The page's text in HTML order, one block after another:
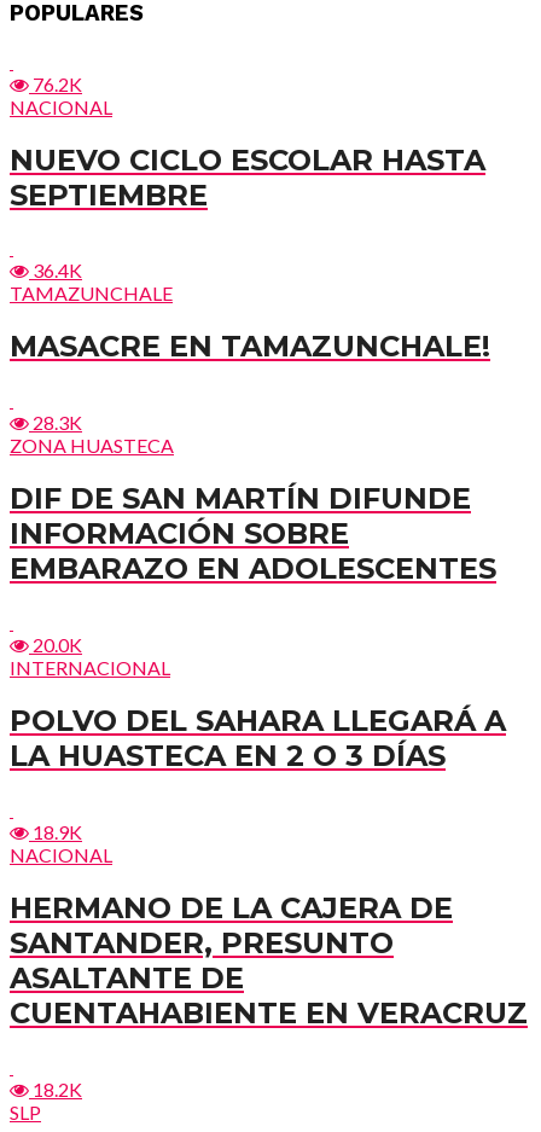
POPULARES
76.2K
NACIONAL
NUEVO CICLO ESCOLAR HASTA
SEPTIEMBRE
36.4K
TAMAZUNCHALE
MASACRE EN TAMAZUNCHALE!
28.3K
ZONA HUASTECA
DIF DE SAN MARTÍN DIFUNDE
INFORMACIÓN SOBRE
EMBARAZO EN ADOLESCENTES
20.0K
INTERNACIONAL
POLVO DEL SAHARA LLEGARÁ A
LA HUASTECA EN 2 O 3 DÍAS
18.9K
NACIONAL
HERMANO DE LA CAJERA DE
SANTANDER, PRESUNTO
ASALTANTE DE
CUENTAHABIENTE EN VERACRUZ
18.2K
SLP